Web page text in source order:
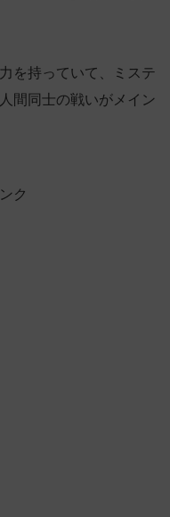
を持っていて、ミステ
間同士の戦いがメイン
ク